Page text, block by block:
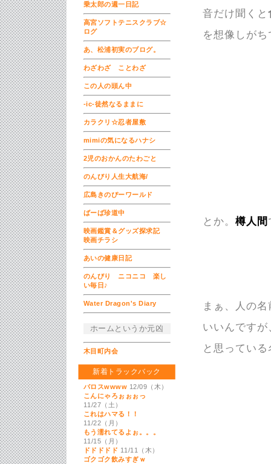
乗太郎の週一日記
高宮ソフトテニスクラブ☆
ログ
あ、松浦初実のブログ。
わざわざ ことわざ
この人の頭ん中
-ic-徒然なるままに
カラクリ☆忍者屋敷
mimiの気になるハナシ
2児のおかんのたわごと
のんびり人生大航海/
広島きのぴーワールド
ばーば珍道中
映画鑑賞＆グッズ探求記
映画チラシ
あいの健康日記
のんびり ニコニコ 楽し
い毎日♪
Water Dragon's Diary
ホームというか元凶
木目町内会
新着トラックバック
バロスwwww 12/09（木）
こんにゃろぉぉぉっ
11/27（土）
これはハマる！！
11/22（月）
もう濡れてるよぉ。。。
11/15（月）
ドドドドド 11/11（木）
ゴクゴク飲みすぎｗ
音だけ聞くと
を想像しが
とか。 樽人間
まぁ、人の
いいんです
と思ってい